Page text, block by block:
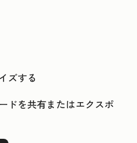
ズする
ドを共有またはエクスポ